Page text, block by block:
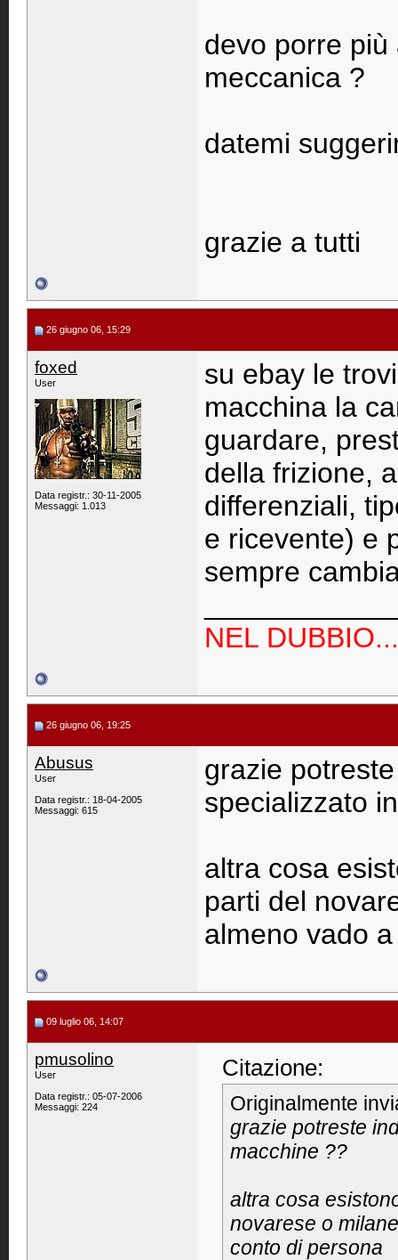
devo porre
meccanica ?
datemi
grazie a tutti
26 giugno 06, 15:29
foxed
User
Data registr.: 30-11-2005
Messaggi: 1.013
su ebay le
macchina la
guardare,
della frizione,
differenziali,
e ricevente) e
sempre
NEL
26 giugno 06, 19:25
Abusus
User
Data registr.: 18-04-2005
Messaggi: 615
grazie
specializzato
altra cosa
parti del
almeno vado
09 luglio 06, 14:07
pmusolino
User
Data registr.: 05-07-2006
Messaggi: 224
Citazione:
Originalmente
grazie potreste
macchine ??
altra cosa
novarese o
conto di persona